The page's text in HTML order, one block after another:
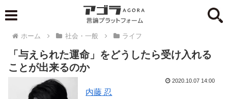
ホーム 社会・一般 ライフ
「与えられた運命」をどうしたら受け入れる
ことが出来るのか
内藤 忍
2020.10.07 14:00